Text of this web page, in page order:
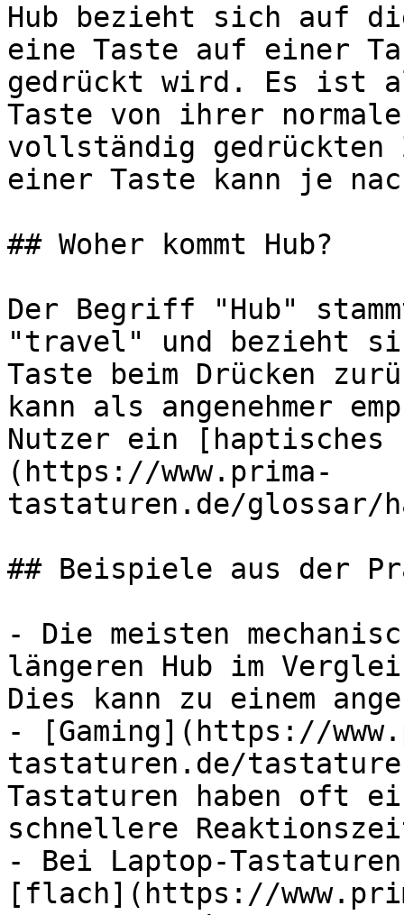
Hub bezieht sich auf
eine Taste auf einer
gedrückt wird. Es ist
Taste von ihrer
vollständig gedrückten
einer Taste kann je
## Woher kommt Hub?
Der Begriff "Hub"
"travel" und bezieht
Taste beim Drücken
kann als angenehmer
Nutzer ein [haptisches
(https://www.prima-
tastaturen.de/glossar/
## Beispiele aus der
- Die meisten
längeren Hub im
Dies kann zu einem
- [Gaming](https://
tastaturen.de/
Tastaturen haben oft
schnellere
- Bei Laptop-
[flach](https://